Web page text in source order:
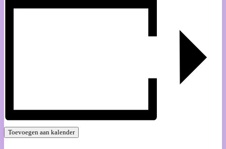
Toevoegen aan kalender